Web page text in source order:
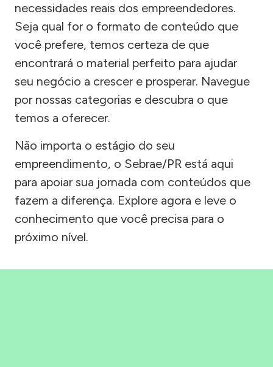
necessidades reais dos empreendedores.
Seja qual for o formato de conteúdo que
você prefere, temos certeza de que
encontrará o material perfeito para ajudar
seu negócio a crescer e prosperar. Navegue
por nossas categorias e descubra o que
temos a oferecer.
Não importa o estágio do seu
empreendimento, o Sebrae/PR está aqui
para apoiar sua jornada com conteúdos que
fazem a diferença. Explore agora e leve o
conhecimento que você precisa para o
próximo nível.